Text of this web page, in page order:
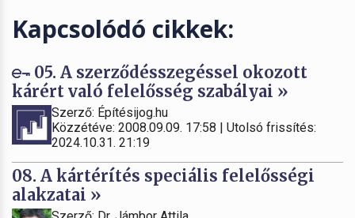
Kapcsolódó cikkek:
05. A szerződésszegéssel okozott
kárért való felelősség szabályai »
Szerző: Építésijog.hu
Közzétéve: 2008.09.09. 17:58 | Utolsó frissítés:
2024.10.31. 21:19
08. A kártérítés speciális felelősségi
alakzatai »